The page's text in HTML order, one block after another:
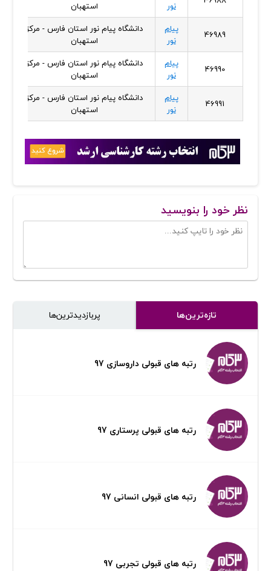
نور
استهبان
46989
پیام
نور
دانشگاه پیام نور استان فارس - مرکز
استهبان
46990
پیام
نور
دانشگاه پیام نور استان فارس - مرکز
استهبان
46991
پیام
نور
دانشگاه پیام نور استان فارس - مرکز
استهبان
نظر خود را بنویسید
تازه‌ترین‌ها پر‌بازدیدترین‌ها
رتبه های قبولی داروسازی 97
رتبه های قبولی پرستاری 97
رتبه های قبولی انسانی 97
رتبه های قبولی تجربی 97